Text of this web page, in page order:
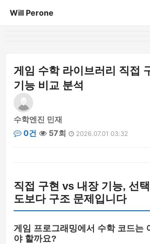
Will Perone
게임 수학 라이브러리 직접
기능 비교 분석
수학엔진 민재
0건
57회 2026.07.01 03:32
직접 구현 vs 내장 기능, 선
도보다 구조 문제입니다
게임 프로그래밍에서 수학 코드는
야 할까요?